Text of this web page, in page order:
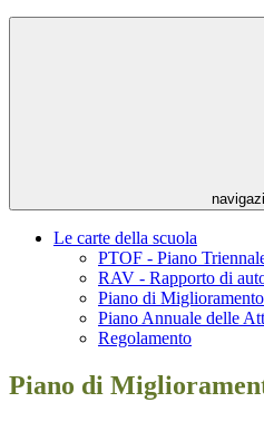
Le carte della scuola
PTOF - Piano
RAV - Rapporto di
Piano di Miglioramento
Piano Annuale delle
Regolamento
Piano di